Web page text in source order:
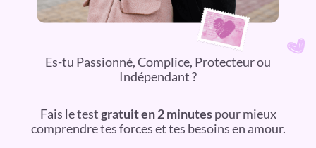
Es-tu Passionné, Complice, Protecteur ou
Indépendant ?
Fais le testgratuit en 2 minutespour mieux
comprendre tes forces et tes besoins en amour.